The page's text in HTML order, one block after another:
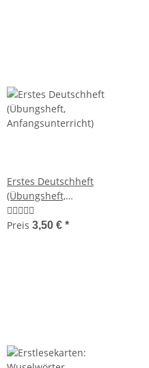
Erstes Deutschheft
(Übungsheft,
Anfangsunterricht)
Preis 3,50 € *